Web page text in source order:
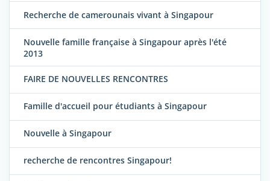
Recherche de camerounais vivant à Singapour
Nouvelle famille française à Singapour après l'été
2013
FAIRE DE NOUVELLES RENCONTRES
Famille d'accueil pour étudiants à Singapour
Nouvelle à Singapour
recherche de rencontres Singapour!